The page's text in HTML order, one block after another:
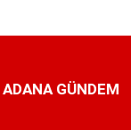
ADANA GÜNDEM